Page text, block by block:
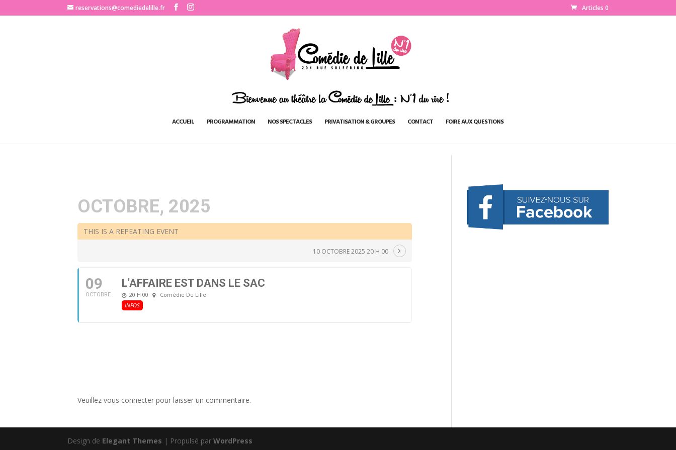
http://www.comediedelille.frreservations@comediedelille.fr Articles 0
ACCUEIL PROGRAMMATION NOS SPECTACLES PRIVATISATION & GROUPES CONTACT FOIRE AUX QUESTIONS
OCTOBRE, 2025
THIS IS A REPEATING EVENT
10 OCTOBRE 2025 20 H 00
09
OCTOBRE
L'AFFAIRE EST DANS LE SAC
20 H 00
Comédie De Lille
INFOS
Veuillez vous connecter pour laisser un commentaire.
Design de Elegant Themes | Propulsé parWordPress